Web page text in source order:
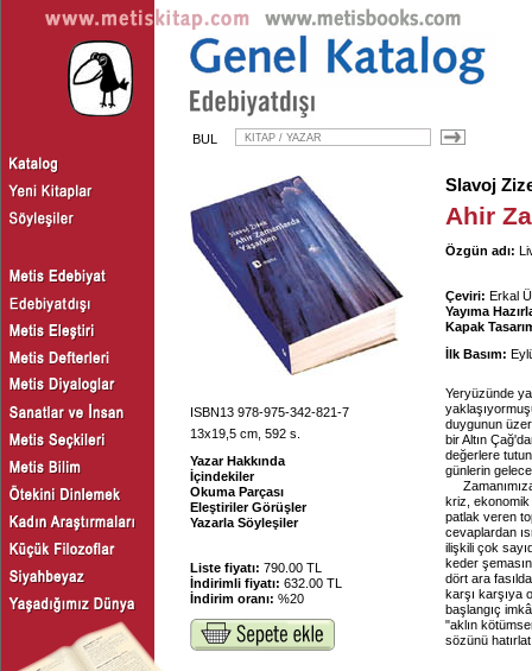
BUL
ISBN13 978-975-342-821-7
13x19,5 cm, 592 s.
Yazar Hakkında
İçindekiler
Okuma Parçası
Eleştiriler Görüşler
Yazarla Söyleşiler
Liste fiyatı: 790.00 TL
İndirimli fiyatı: 632.00 TL
İndirim oranı: %20
Slavoj
Ahir
Özgün adı:
Çeviri: Erkal
Yayıma
Kapak
İlk Basım:
Yeryüzünde
duygunun
bir Altın
değerlere
günlerin
kriz, ekonomik
patlak veren
cevaplardan
ilişkili çok
keder
dört ara
karşı karşıya
başlangıç
"aklın
sözünü